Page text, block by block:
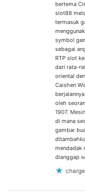
bertema
slot88
termasuk
symbol
sebagai
RTP slot
dari rata-
oriental
Caishen
oleh
1907.
di mana
gambar
mendadak
dianggap